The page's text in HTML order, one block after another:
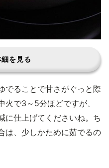
を見る
でることで甘さがぐっと際
で3～5分ほどですが、
に仕上げてくださいね。ち
は、少しかために茹でるの